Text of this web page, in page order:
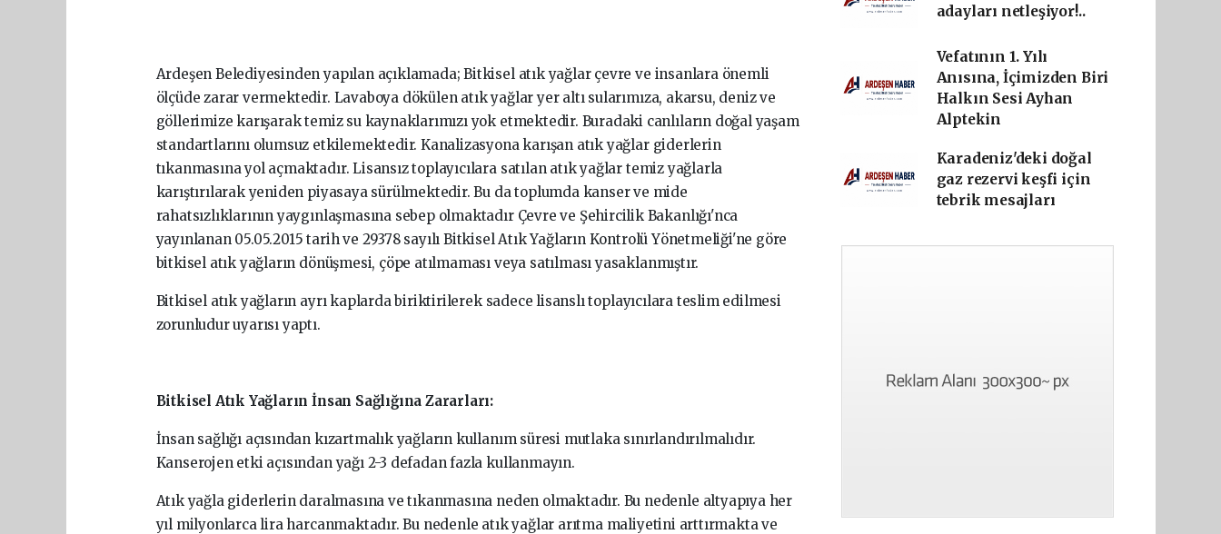
Ardeşen Belediyesinden yapılan açıklamada; Bitkisel atık yağlar çevre ve insanlara önemli
ölçüde zarar vermektedir. Lavaboya dökülen atık yağlar yer altı sularımıza, akarsu, deniz ve
göllerimize karışarak temiz su kaynaklarımızı yok etmektedir. Buradaki canlıların doğal yaşam
standartlarını olumsuz etkilemektedir. Kanalizasyona karışan atık yağlar giderlerin
tıkanmasına yol açmaktadır. Lisansız toplayıcılara satılan atık yağlar temiz yağlarla
karıştırılarak yeniden piyasaya sürülmektedir. Bu da toplumda kanser ve mide
rahatsızlıklarının yaygınlaşmasına sebep olmaktadır Çevre ve Şehircilik Bakanlığı'nca
yayınlanan 05.05.2015 tarih ve 29378 sayılı Bitkisel Atık Yağların Kontrolü Yönetmeliği'ne göre
bitkisel atık yağların dönüşmesi, çöpe atılmaması veya satılması yasaklanmıştır.
Bitkisel atık yağların ayrı kaplarda biriktirilerek sadece lisanslı toplayıcılara teslim edilmesi
zorunludur uyarısı yaptı.
Bitkisel Atık Yağların İnsan Sağlığına Zararları:
İnsan sağlığı açısından kızartmalık yağların kullanım süresi mutlaka sınırlandırılmalıdır.
Kanserojen etki açısından yağı 2-3 defadan fazla kullanmayın.
Atık yağla giderlerin daralmasına ve tıkanmasına neden olmaktadır. Bu nedenle altyapıya her
yıl milyonlarca lira harcanmaktadır. Bu nedenle atık yağlar arıtma maliyetini arttırmakta ve
adayları netleşiyor!..
Vefatının 1. Yılı
Anısına, İçimizden Biri
Halkın Sesi Ayhan
Alptekin
Karadeniz'deki doğal
gaz rezervi keşfi için
tebrik mesajları